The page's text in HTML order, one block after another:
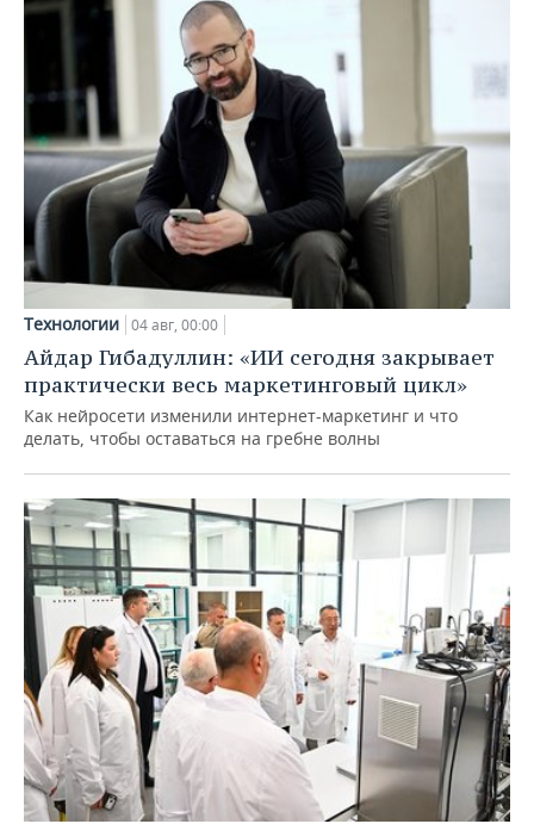
Технологии 04 авг, 00:00
Айдар Гибадуллин: «ИИ сегодня закрывает
практически весь маркетинговый цикл»
Как нейросети изменили интернет-маркетинг и что
делать, чтобы оставаться на гребне волны